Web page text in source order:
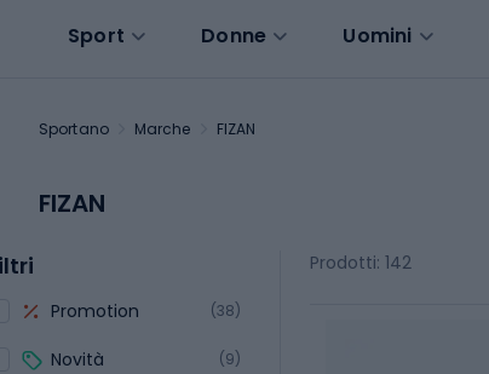
Sport Donne Uomini
Sportano Marche FIZAN
FIZAN
Promotion (38)
Novità (9)
Prodotti: 142